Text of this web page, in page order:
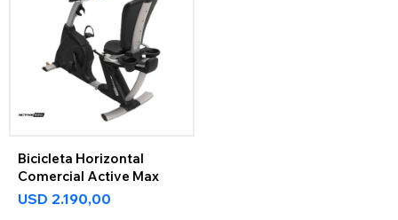
Bicicleta Horizontal
Comercial Active Max
USD 2.190,00